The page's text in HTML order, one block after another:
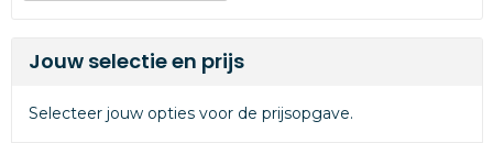
Jouw selectie en prijs
Selecteer jouw opties voor de prijsopgave.